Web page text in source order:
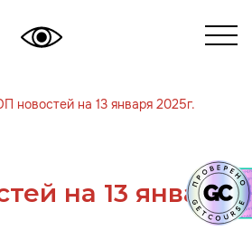
новостей на 13 января 2025г.
на 13 января